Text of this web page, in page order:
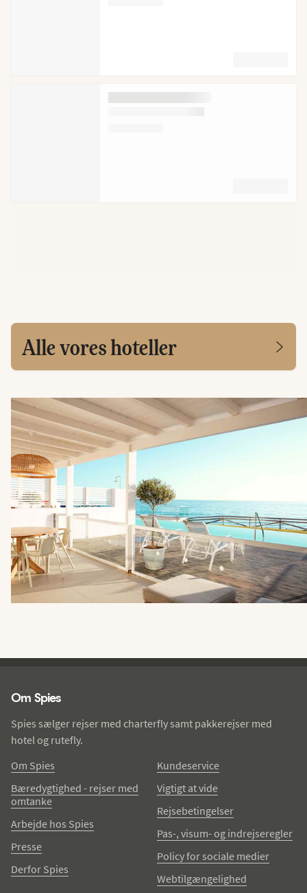
Alle vores hoteller
Om Spies
Spies sælger rejser med charterfly samt pakkerejser med
hotel og rutefly.
Om Spies
Bæredygtighed - rejser med
omtanke
Arbejde hos Spies
Presse
Derfor Spies
Kundeservice
Vigtigt at vide
Rejsebetingelser
Pas-, visum- og indrejseregler
Policy for sociale medier
Webtilgængelighed